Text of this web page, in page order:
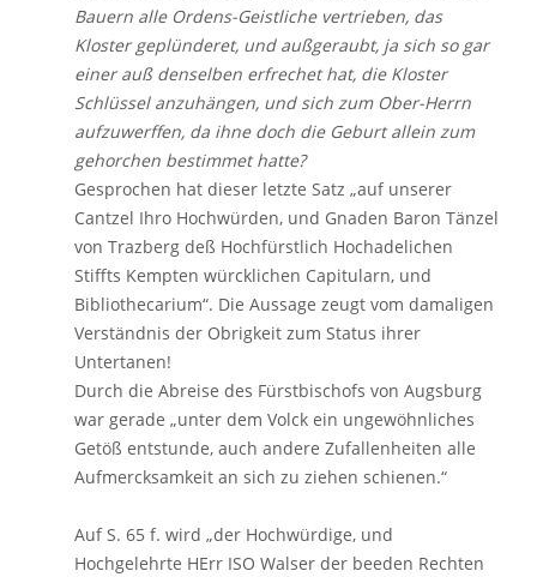
Bauern alle Ordens-Geistliche vertrieben, das
Kloster geplünderet, und außgeraubt, ja sich so gar
einer auß denselben erfrechet hat, die Kloster
Schlüssel anzuhängen, und sich zum Ober-Herrn
aufzuwerffen, da ihne doch die Geburt allein zum
gehorchen bestimmet hatte?
Gesprochen hat dieser letzte Satz „auf unserer
Cantzel Ihro Hochwürden, und Gnaden Baron Tänzel
von Trazberg deß Hochfürstlich Hochadelichen
Stiffts Kempten würcklichen Capitularn, und
Bibliothecarium“. Die Aussage zeugt vom damaligen
Verständnis der Obrigkeit zum Status ihrer
Untertanen!
Durch die Abreise des Fürstbischofs von Augsburg
war gerade „unter dem Volck ein ungewöhnliches
Getöß entstunde, auch andere Zufallenheiten alle
Aufmercksamkeit an sich zu ziehen schienen.“
Auf S. 65 f. wird „der Hochwürdige, und
Hochgelehrte HErr ISO Walser der beeden Rechten